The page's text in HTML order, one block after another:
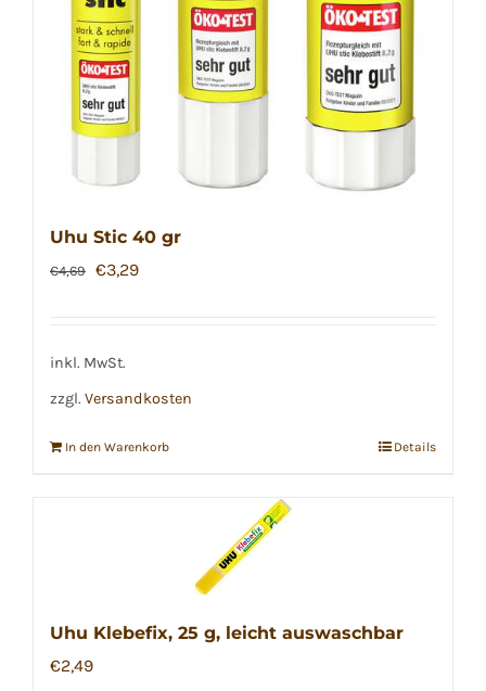
Uhu Stic 40 gr
€4,69 Ursprünglicher
€4,69
€3,29Aktueller
inkl. MwSt.
zzgl. Versandkosten
In den Warenkorb Details
Uhu Klebefix, 25 g, leicht auswaschbar
€2,49